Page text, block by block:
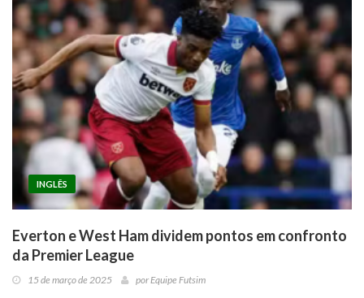
INGLÊS
Everton e West Ham dividem pontos em confronto
da Premier League
15 de março de 2025 por Equipe Futsim